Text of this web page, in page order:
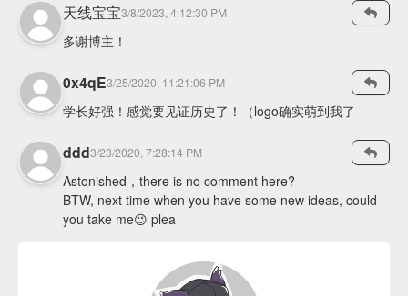
天线宝宝3/8/2023, 4:12:30 PM
多谢博主！
0x4qE3/25/2020, 11:21:06 PM
学长好强！感觉要见证历史了！（logo确实萌到我了
ddd3/23/2020, 7:28:14 PM
Astonished，there is no comment here?
BTW, next time when you have some new ideas, could
you take me😉 plea